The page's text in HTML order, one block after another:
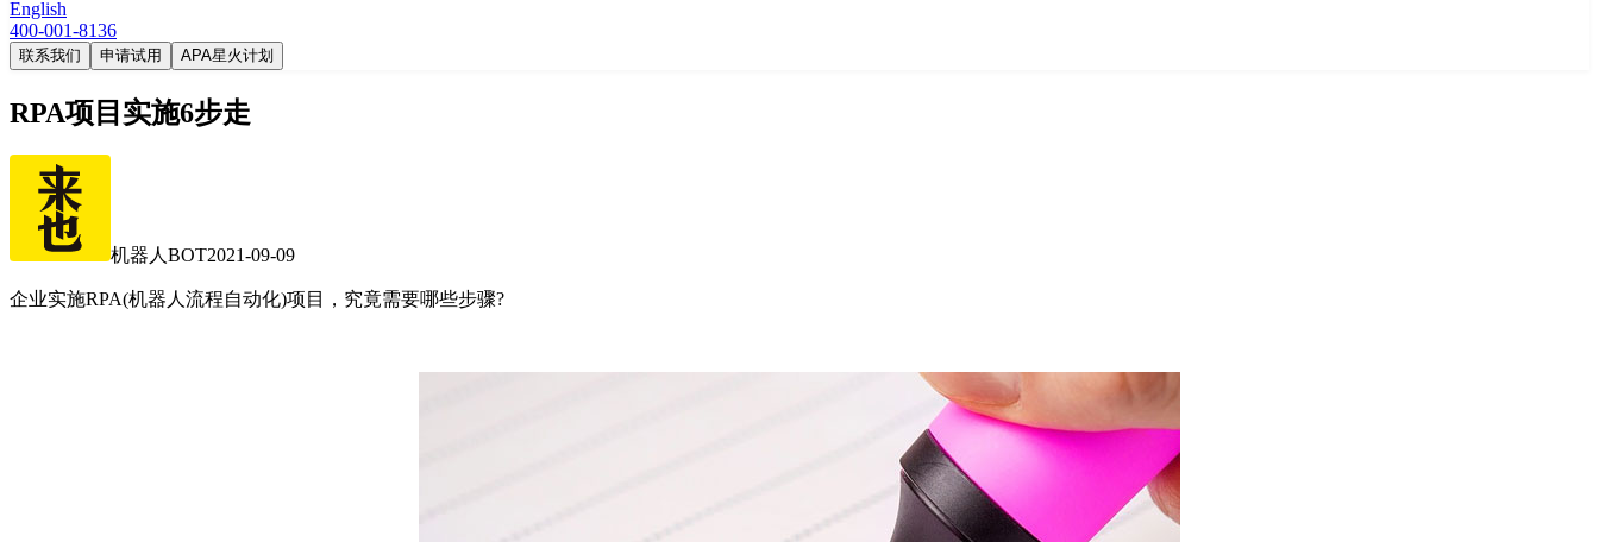
English
400-001-8136
联系我们 申请试用 APA星火计划
RPA项目实施6步走
机器人BOT2021-09-09
企业实施RPA(机器人流程自动化)项目，究竟需要哪些步骤?